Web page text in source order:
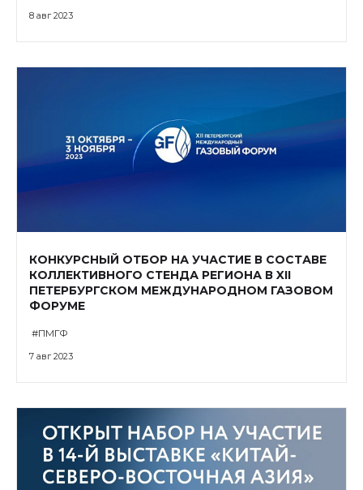
8 авг 2023
КОНКУРСНЫЙ ОТБОР НА УЧАСТИЕ В СОСТАВЕ
КОЛЛЕКТИВНОГО СТЕНДА РЕГИОНА В XII
ПЕТЕРБУРГСКОМ МЕЖДУНАРОДНОМ ГАЗОВОМ
ФОРУМЕ
#ПМГФ
7 авг 2023